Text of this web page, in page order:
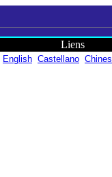
Liens
English Castellano